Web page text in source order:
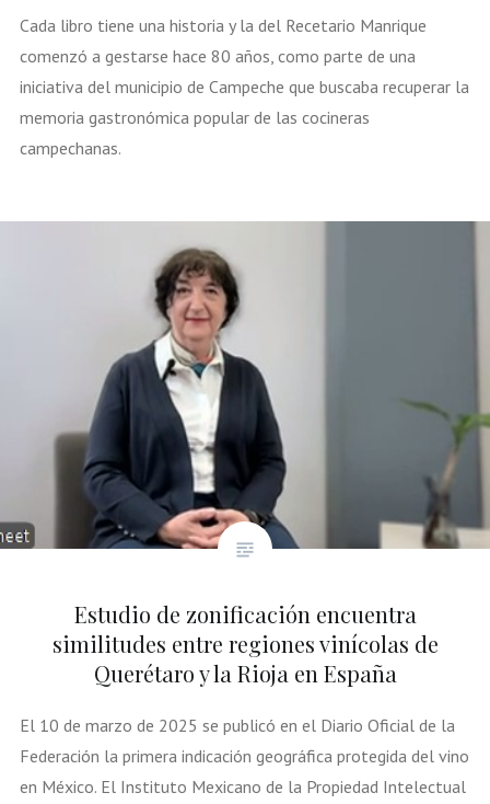
Cada libro tiene una historia y la del Recetario Manrique
comenzó a gestarse hace 80 años, como parte de una
iniciativa del municipio de Campeche que buscaba recuperar la
memoria gastronómica popular de las cocineras
campechanas.
Estudio de zonificación encuentra
similitudes entre regiones vinícolas de
Querétaro y la Rioja en España
El 10 de marzo de 2025 se publicó en el Diario Oficial de la
Federación la primera indicación geográfica protegida del vino
en México. El Instituto Mexicano de la Propiedad Intelectual